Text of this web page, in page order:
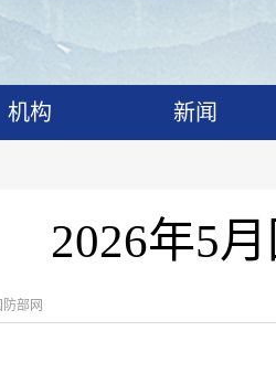
机构 新闻
2026年5
防部网